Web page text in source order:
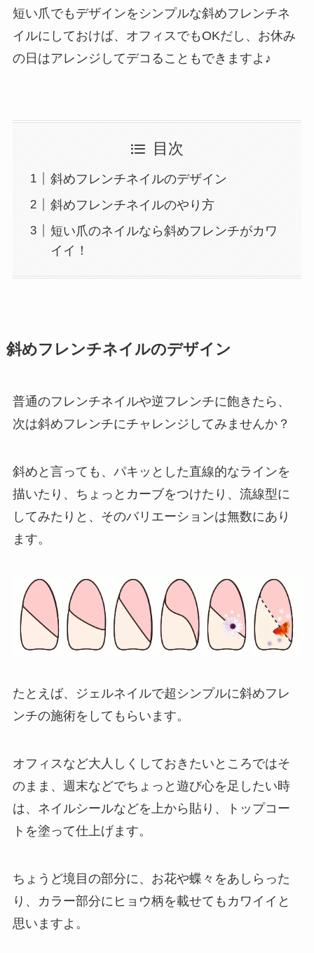
短い爪でもデザインをシンプルな斜めフレンチネ
イルにしておけば、オフィスでもOKだし、お休み
の日はアレンジしてデコることもできますよ♪
目次
斜めフレンチネイルのデザイン
斜めフレンチネイルのやり方
短い爪のネイルなら斜めフレンチがカワ
イイ！
斜めフレンチネイルのデザイン
普通のフレンチネイルや逆フレンチに飽きたら、
次は斜めフレンチにチャレンジしてみませんか？
斜めと言っても、パキッとした直線的なラインを
描いたり、ちょっとカーブをつけたり、流線型に
してみたりと、そのバリエーションは無数にあり
ます。
たとえば、ジェルネイルで超シンプルに斜めフレ
ンチの施術をしてもらいます。
オフィスなど大人しくしておきたいところではそ
のまま、週末などでちょっと遊び心を足したい時
は、 ネイルシールなどを上から貼り、トップコー
トを塗って仕上げます。
ちょうど境目の部分に、お花や蝶々をあしらった
り、カラー部分にヒョウ柄を載せてもカワイイと
思いますよ。